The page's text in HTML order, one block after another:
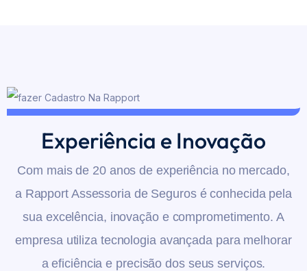
Experiência e Inovação
Com mais de 20 anos de experiência no mercado,
a Rapport Assessoria de Seguros é conhecida pela
sua excelência, inovação e comprometimento. A
empresa utiliza tecnologia avançada para melhorar
a eficiência e precisão dos seus serviços.